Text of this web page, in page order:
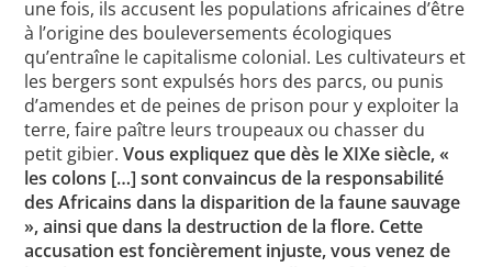
une fois, ils accusent les populations africaines d’être
à l’origine des bouleversements écologiques
qu’entraîne le capitalisme colonial. Les cultivateurs et
les bergers sont expulsés hors des parcs, ou punis
d’amendes et de peines de prison pour y exploiter la
terre, faire paître leurs troupeaux ou chasser du
petit gibier.Vous expliquez que dès le XIXe siècle, «
les colons […] sont convaincus de la responsabilité
des Africains dans la disparition de la faune sauvage
», ainsi que dans la destruction de la flore. Cette
accusation est foncièrement injuste, vous venez de